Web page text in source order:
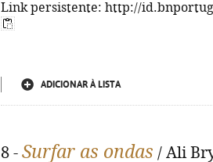
Link persistente: http://
ADICIONAR À LISTA
8 - Surfar as ondas / Ali